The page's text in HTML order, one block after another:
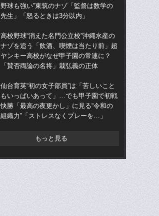
野球も強い”東筑のナゾ「監督は数学の
先生」「怒るときは3分以内」
高校野球“消えた名門公立校”沖縄水産の
ナゾを追う「飲酒、喫煙は当たり前」超
ヤンキー高校がなぜ甲子園の常連に？
「賛否両論の名将」栽弘義の正体
仙台育英“初の女子部員”は「苦しいこと
もいっぱいあって」…でも甲子園で初戦
快勝「最高の夜更かし」に見る“令和の
組織力”「ストレスなくプレーを…」
もっと見る